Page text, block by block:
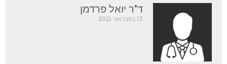
ד"ר יואל פרדמן
15 בפברואר 2021